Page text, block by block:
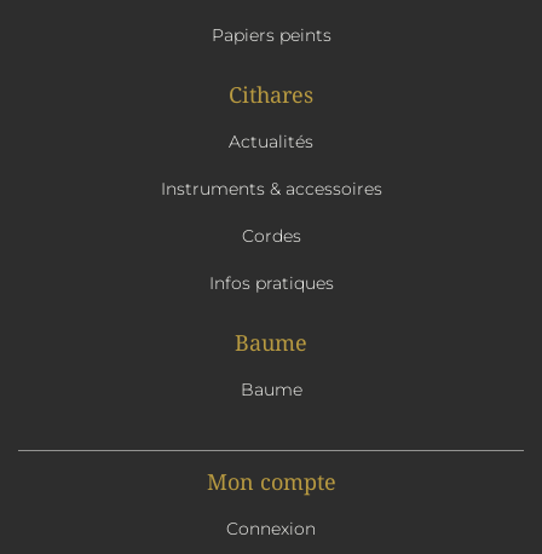
Papiers peints
Cithares
Actualités
Instruments & accessoires
Cordes
Infos pratiques
Baume
Baume
Mon compte
Connexion